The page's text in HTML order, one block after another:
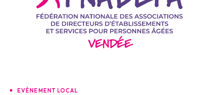
EVÈNEMENT LOCAL